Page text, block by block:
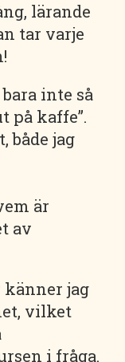
lärande
tar varje
inte så
på kaffe”.
både jag
är
av
känner jag
vilket
i fråga.